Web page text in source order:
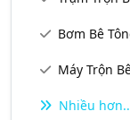
Bơm Bê
Máy Trộn
Nhiều